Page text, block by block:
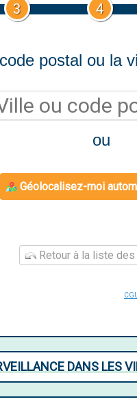
3 4
postal ou la
ou
Géolocalisez-moi
Retour à la liste
DANS LES